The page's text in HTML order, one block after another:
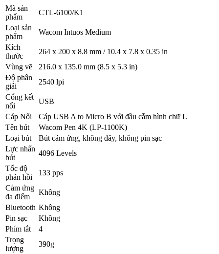
Mã sản
phẩm
CTL-6100/K1
Loại sản
phẩm
Wacom Intuos Medium
Kích
thước
264 x 200 x 8.8 mm / 10.4 x 7.8 x 0.35 in
Vùng vẽ
216.0 x 135.0 mm (8.5 x 5.3 in)
Độ phân
giải
2540 lpi
Cổng kết
nối
USB
Cáp Nối
Cáp USB A to Micro B với đầu cắm hình chữ L
Tên bút
Wacom Pen 4K (LP-1100K)
Loại bút
Bút cảm ứng, không dây, không pin sạc
Lực nhấn
bút
4096 Levels
Tốc độ
phản hồi
133 pps
Cảm ứng
đa điểm
Không
Bluetooth Không
Pin sạc
Không
Phím tắt
4
Trọng
lượng
390g